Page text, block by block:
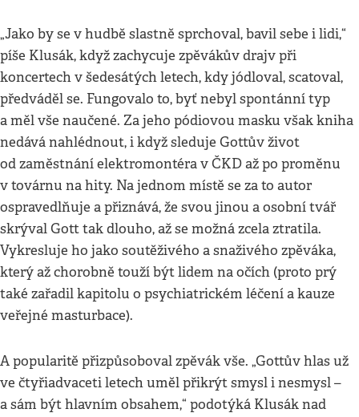
„Jako by se v hudbě slastně sprchoval, bavil sebe i lidi,“
píše Klusák, když zachycuje zpěvákův drajv při
koncertech v šedesátých letech, kdy jódloval, scatoval,
předváděl se. Fungovalo to, byť nebyl spontánní typ
a měl vše naučené. Za jeho pódiovou masku však kniha
nedává nahlédnout, i když sleduje Gottův život
od zaměstnání elektromontéra v ČKD až po proměnu
v továrnu na hity. Na jednom místě se za to autor
ospravedlňuje a přiznává, že svou jinou a osobní tvář
skrýval Gott tak dlouho, až se možná zcela ztratila.
Vykresluje ho jako soutěživého a snaživého zpěváka,
který až chorobně touží být lidem na očích (proto prý
také zařadil kapitolu o psychiatrickém léčení a kauze
veřejné masturbace).
A popularitě přizpůsoboval zpěvák vše. „Gottův hlas už
ve čtyřiadvaceti letech uměl přikrýt smysl i nesmysl –
a sám být hlavním obsahem,“ podotýká Klusák nad